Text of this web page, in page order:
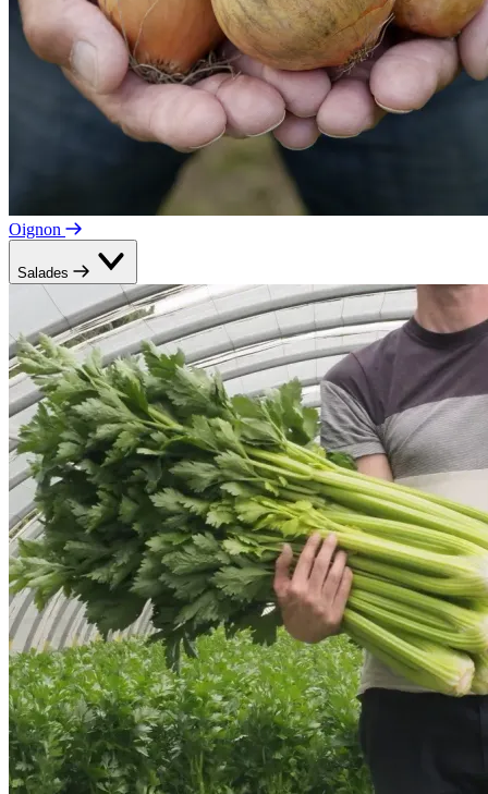
Oignon
Salades